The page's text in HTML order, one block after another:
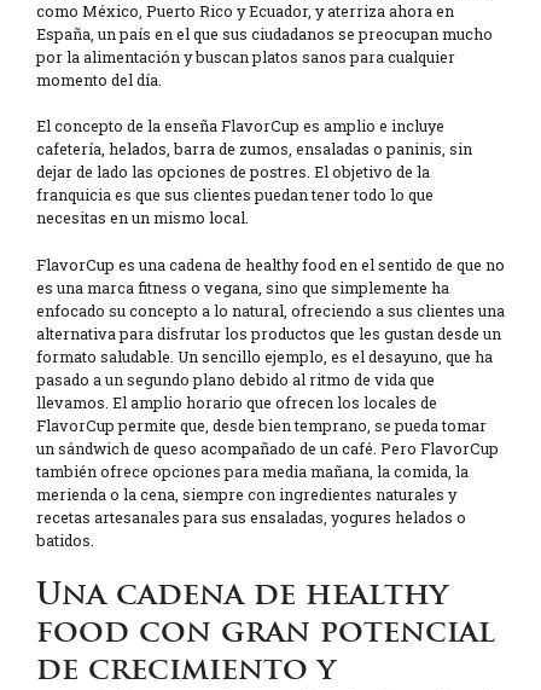
como México, Puerto Rico y Ecuador, y aterriza ahora en
España, un país en el que sus ciudadanos se preocupan mucho
por la alimentación y buscan platos sanos para cualquier
momento del día.
El concepto de la enseña FlavorCup es amplio e incluye
cafetería, helados, barra de zumos, ensaladas o paninis, sin
dejar de lado las opciones de postres. El objetivo de la
franquicia es que sus clientes puedan tener todo lo que
necesitas en un mismo local.
FlavorCup es una cadena de healthy food en el sentido de que no
es una marca fitness o vegana, sino que simplemente ha
enfocado su concepto a lo natural, ofreciendo a sus clientes una
alternativa para disfrutar los productos que les gustan desde un
formato saludable. Un sencillo ejemplo, es el desayuno, que ha
pasado a un segundo plano debido al ritmo de vida que
llevamos. El amplio horario que ofrecen los locales de
FlavorCup permite que, desde bien temprano, se pueda tomar
un sándwich de queso acompañado de un café. Pero FlavorCup
también ofrece opciones para media mañana, la comida, la
merienda o la cena, siempre con ingredientes naturales y
recetas artesanales para sus ensaladas, yogures helados o
batidos.
Una cadena de healthy
food con gran potencial
de crecimiento y